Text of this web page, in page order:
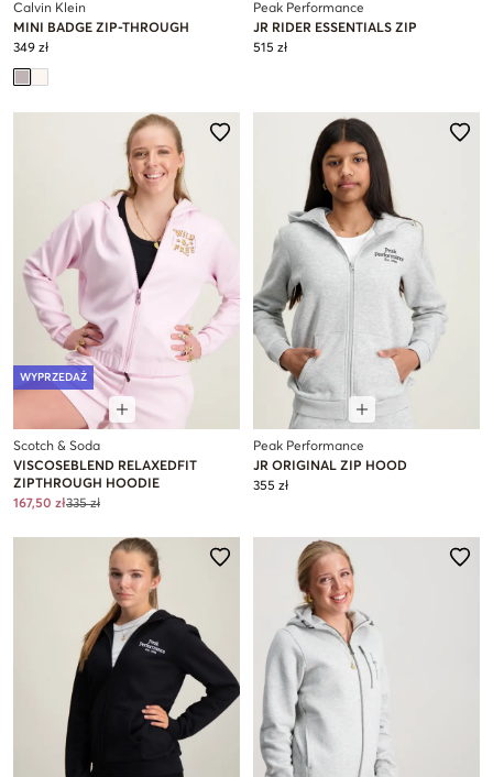
Calvin Klein
MINI BADGE ZIP-THROUGH
349 zł
Peak Performance
JR RIDER ESSENTIALS ZIP
515 zł
WYPRZEDAŻ
Scotch & Soda
VISCOSEBLEND RELAXEDFIT
ZIPTHROUGH HOODIE
167,50 zł335 zł
Peak Performance
JR ORIGINAL ZIP HOOD
355 zł